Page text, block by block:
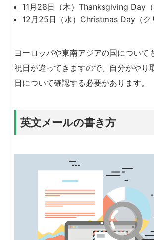
11月28日（木）Thanksgiving Day（
12月25日（水）Christmas Day（ク
ヨーロッパや東南アジアの国について
祝日が違ってきますので、自分がやり
日について確認する必要があります。
英文メールの書き方